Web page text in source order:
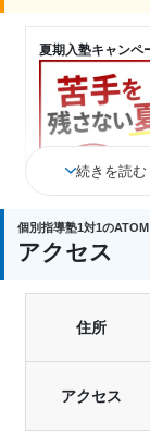
夏期入塾キャンペ
8/31までに
初
さらに、他
続きを読む
個別指導塾1対1の
アクセス
住所
アクセス